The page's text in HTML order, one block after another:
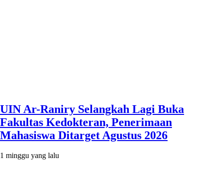
UIN Ar-Raniry Selangkah Lagi Buka
Fakultas Kedokteran, Penerimaan
Mahasiswa Ditarget Agustus 2026
1 minggu yang lalu